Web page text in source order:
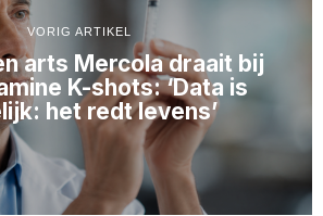
VORIG ARTIKEL
arts Mercola draait bij
K-shots: ‘Data is
het redt levens’